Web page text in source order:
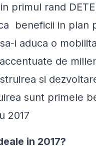
primul rand
beneficii in plan
i aduca o
de
si
sunt primele
2017
in 2017?